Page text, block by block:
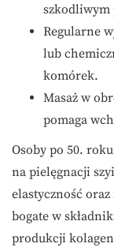
szkodliwym
Regularne
lub
komórek.
Masaż w
pomaga
Osoby po 50.
na pielęgnacji
elastyczność
bogate w
produkcji